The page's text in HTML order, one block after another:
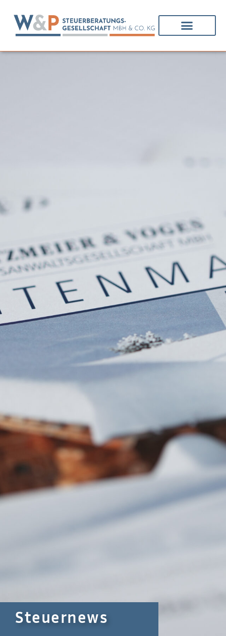
Steuernews